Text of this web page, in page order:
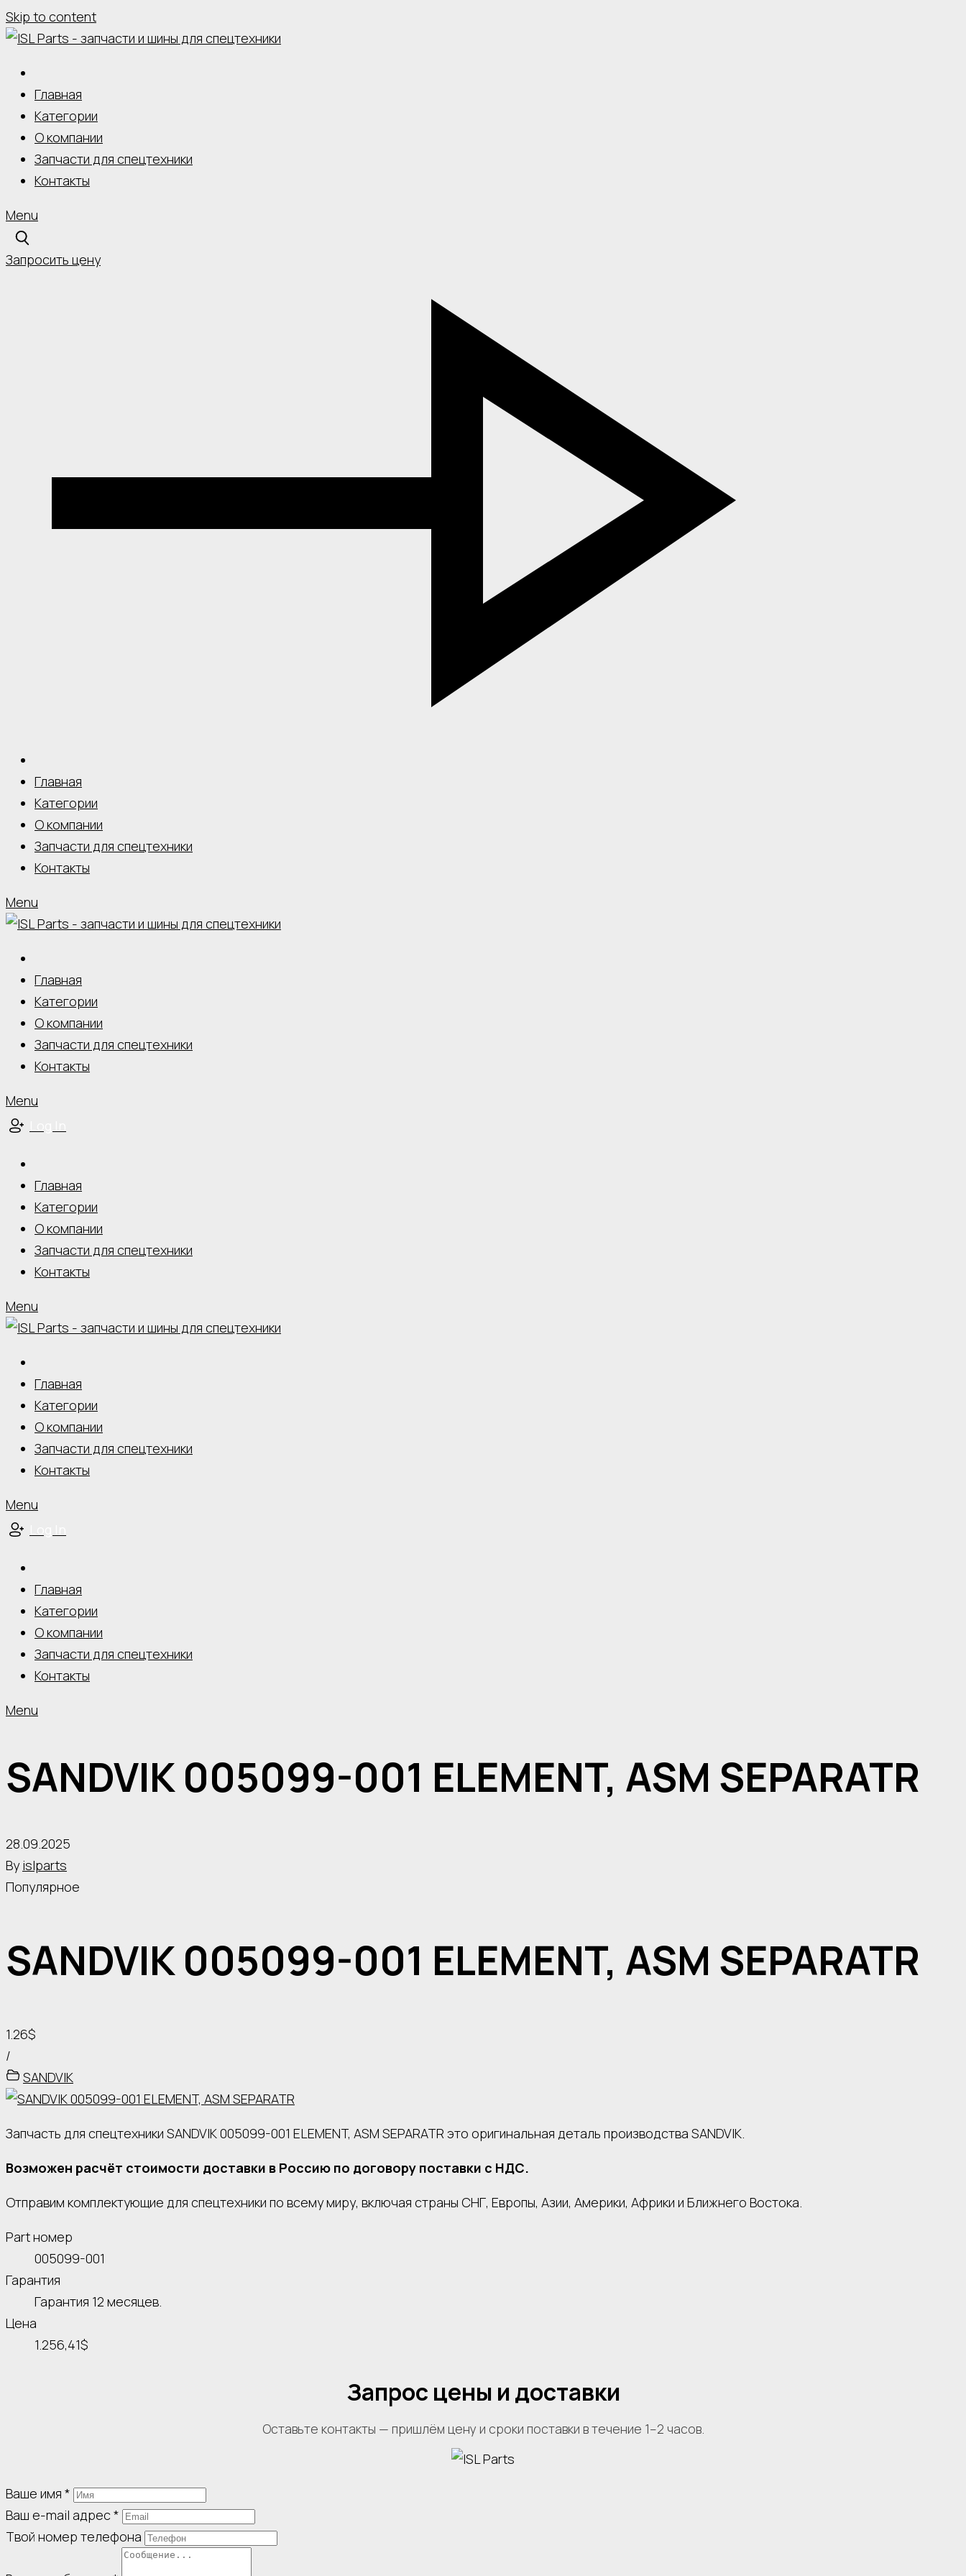
Skip to content
Главная
Категории
О компании
Запчасти для спецтехники
Контакты
Menu
Запросить цену
Главная
Категории
О компании
Запчасти для спецтехники
Контакты
Menu
Главная
Категории
О компании
Запчасти для спецтехники
Контакты
Menu
Главная
Категории
О компании
Запчасти для спецтехники
Контакты
Menu
Главная
Категории
О компании
Запчасти для спецтехники
Контакты
Menu
Главная
Категории
О компании
Запчасти для спецтехники
Контакты
Menu
SANDVIK 005099-001 ELEMENT, ASM SEPARATR
28.09.2025
By islparts
Популярное
SANDVIK 005099-001 ELEMENT, ASM SEPARATR
1.26$
/
SANDVIK
Запчасть для спецтехники SANDVIK 005099-001 ELEMENT, ASM SEPARATR это оригинальная деталь производства SANDVIK.
Возможен расчёт стоимости доставки в Россию по договору поставки с НДС.
Отправим комплектующие для спецтехники по всему миру, включая страны СНГ, Европы, Азии, Америки, Африки и Ближнего Востока.
Part номер
005099-001
Гарантия
Гарантия 12 месяцев.
Цена
1.256,41$
Запрос цены и доставки
Оставьте контакты — пришлём цену и сроки поставки в течение 1–2 часов.
Ваше имя *
Ваш e-mail адрес*
Твой номер телефона